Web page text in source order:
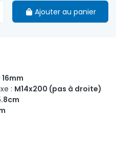
: M14x200 (pas à droite)
Ajouter au panier